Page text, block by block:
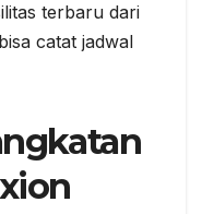
terbaru dari
catat jadwal